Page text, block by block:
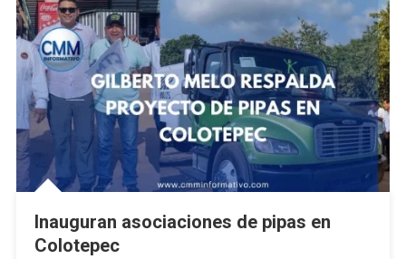
Inauguran asociaciones de pipas en
Colotepec